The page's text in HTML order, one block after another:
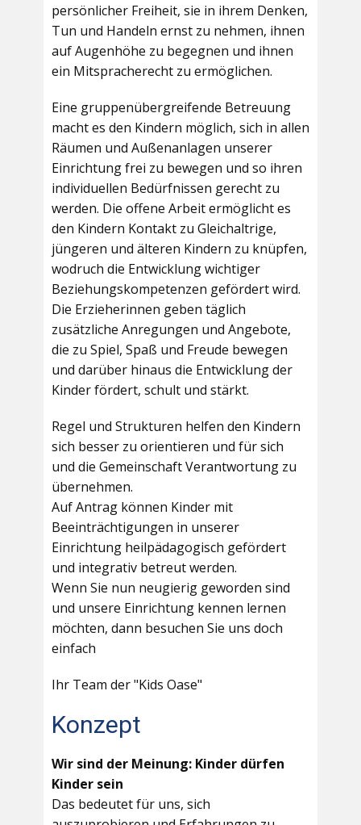
persönlicher Freiheit, sie in ihrem Denken,
Tun und Handeln ernst zu nehmen, ihnen
auf Augenhöhe zu begegnen und ihnen
ein Mitspracherecht zu ermöglichen.
Eine gruppenübergreifende Betreuung
macht es den Kindern möglich, sich in allen
Räumen und Außenanlagen unserer
Einrichtung frei zu bewegen und so ihren
individuellen Bedürfnissen gerecht zu
werden. Die offene Arbeit ermöglicht es
den Kindern Kontakt zu Gleichaltrige,
jüngeren und älteren Kindern zu knüpfen,
wodruch die Entwicklung wichtiger
Beziehungskompetenzen gefördert wird.
Die Erzieherinnen geben täglich
zusätzliche Anregungen und Angebote,
die zu Spiel, Spaß und Freude bewegen
und darüber hinaus die Entwicklung der
Kinder fördert, schult und stärkt.
Regel und Strukturen helfen den Kindern
sich besser zu orientieren und für sich
und die Gemeinschaft Verantwortung zu
übernehmen.
Auf Antrag können Kinder mit
Beeinträchtigungen in unserer
Einrichtung heilpädagogisch gefördert
und integrativ betreut werden.
Wenn Sie nun neugierig geworden sind
und unsere Einrichtung kennen lernen
möchten, dann besuchen Sie uns doch
einfach
Ihr Team der "Kids Oase"
Konzept
Wir sind der Meinung: Kinder dürfen
Kinder sein
Das bedeutet für uns, sich